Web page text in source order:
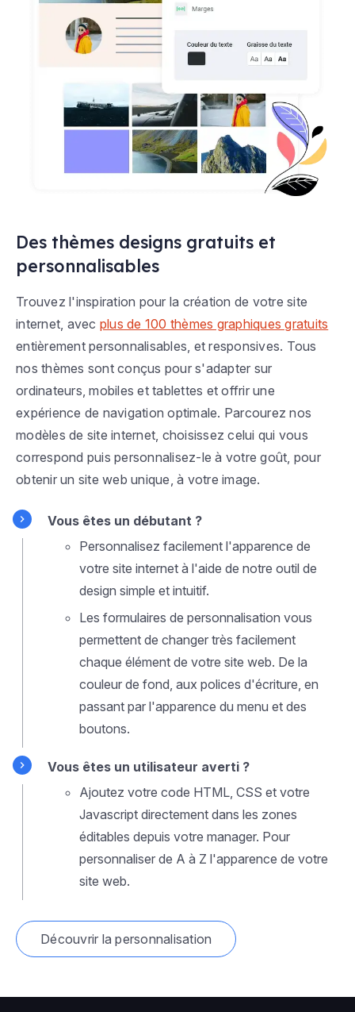
Des thèmes designs gratuits et
personnalisables
Trouvez l'inspiration pour la création de votre site
internet, avec plus de 100 thèmes graphiques gratuits
entièrement personnalisables, et responsives. Tous
nos thèmes sont conçus pour s'adapter sur
ordinateurs, mobiles et tablettes et offrir une
expérience de navigation optimale. Parcourez nos
modèles de site internet, choisissez celui qui vous
correspond puis personnalisez-le à votre goût, pour
obtenir un site web unique, à votre image.
Vous êtes un débutant ?
Personnalisez facilement l'apparence de
votre site internet à l'aide de notre outil de
design simple et intuitif.
Les formulaires de personnalisation vous
permettent de changer très facilement
chaque élément de votre site web. De la
couleur de fond, aux polices d'écriture, en
passant par l'apparence du menu et des
boutons.
Vous êtes un utilisateur averti ?
Ajoutez votre code HTML, CSS et votre
Javascript directement dans les zones
éditables depuis votre manager. Pour
personnaliser de A à Z l'apparence de votre
site web.
Découvrir la personnalisation